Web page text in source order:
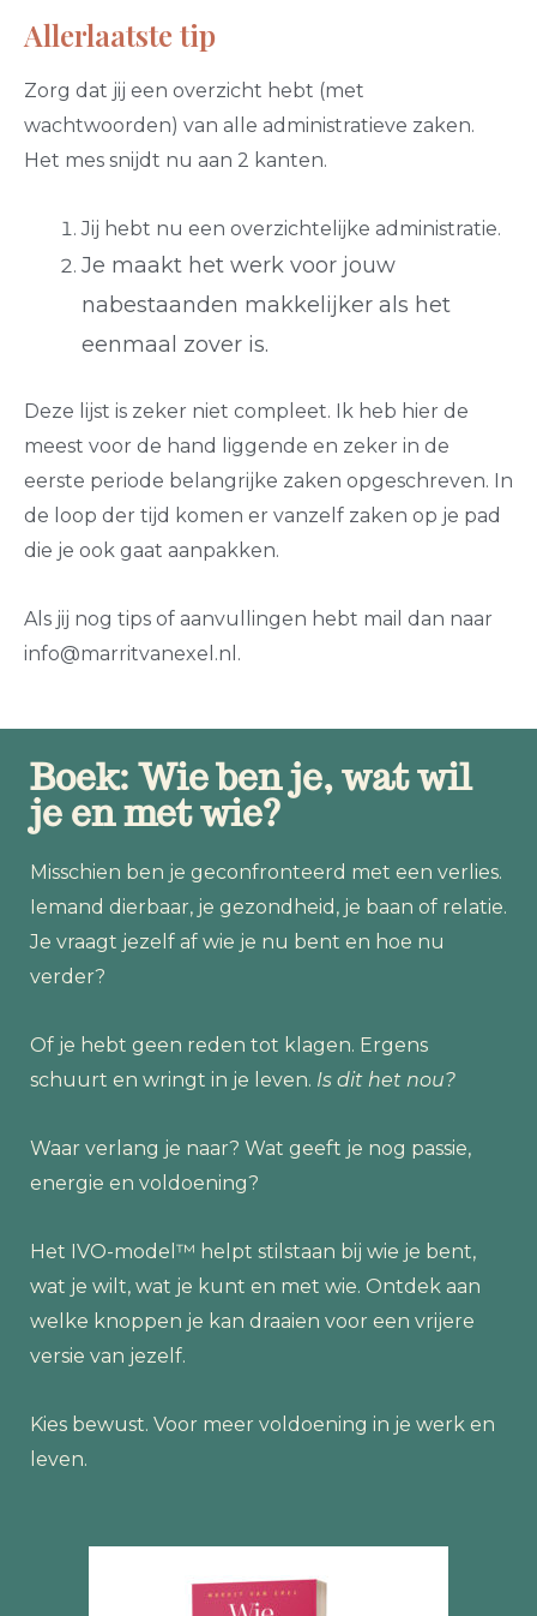
Allerlaatste tip
Zorg dat jij een overzicht hebt (met
wachtwoorden) van alle administratieve zaken.
Het mes snijdt nu aan 2 kanten.
Jij hebt nu een overzichtelijke administratie.
Je maakt het werk voor jouw
nabestaanden makkelijker als het
eenmaal zover is.
Deze lijst is zeker niet compleet. Ik heb hier de
meest voor de hand liggende en zeker in de
eerste periode belangrijke zaken opgeschreven. In
de loop der tijd komen er vanzelf zaken op je pad
die je ook gaat aanpakken.
Als jij nog tips of aanvullingen hebt mail dan naar
info@marritvanexel.nl.
Boek: Wie ben je, wat wil
je en met wie?
Misschien ben je geconfronteerd met een verlies.
Iemand dierbaar, je gezondheid, je baan of relatie.
Je vraagt jezelf af wie je nu bent en hoe nu
verder?
Of je hebt geen reden tot klagen. Ergens
schuurt en wringt in je leven. Is dit het nou?
Waar verlang je naar? Wat geeft je nog passie,
energie en voldoening?
Het IVO-model™ helpt stilstaan bij wie je bent,
wat je wilt, wat je kunt en met wie. Ontdek aan
welke knoppen je kan draaien voor een vrijere
versie van jezelf.
Kies bewust. Voor meer voldoening in je werk en
leven.